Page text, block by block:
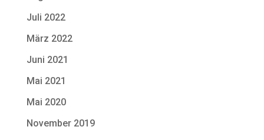
Juli 2022
März 2022
Juni 2021
Mai 2021
Mai 2020
November 2019